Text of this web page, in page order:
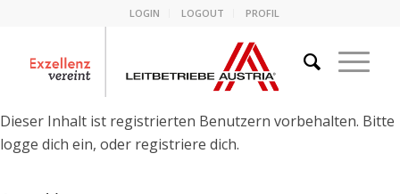
LOGIN LOGOUT PROFIL
Dieser Inhalt ist registrierten Benutzern vorbehalten. Bitte
logge dich ein, oder registriere dich.